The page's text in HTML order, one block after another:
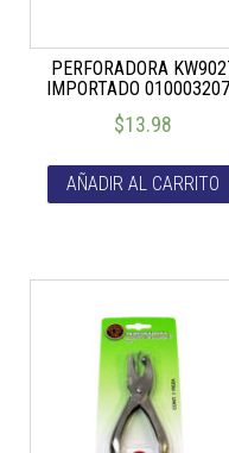
PERFORADORA
IMPORTADO
$13.98
AÑADIR AL CARRITO